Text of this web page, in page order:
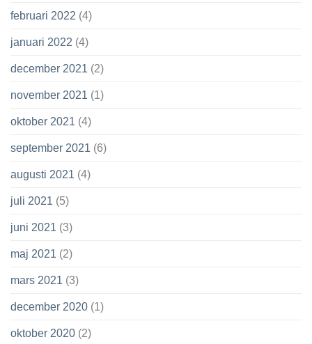
februari 2022 (4)
januari 2022 (4)
december 2021 (2)
november 2021 (1)
oktober 2021 (4)
september 2021 (6)
augusti 2021 (4)
juli 2021 (5)
juni 2021 (3)
maj 2021 (2)
mars 2021 (3)
december 2020 (1)
oktober 2020 (2)